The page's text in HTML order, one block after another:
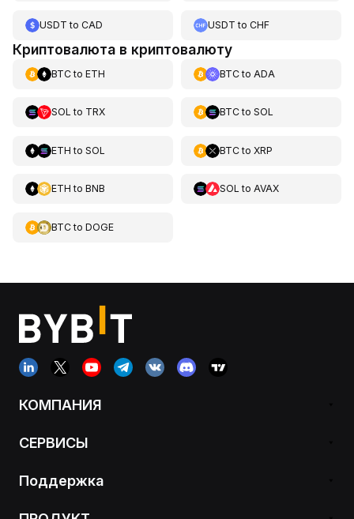
USDT to CAD USDT toCHF
Криптовалюта в криптовалюту
BTCto ETH BTCto ADA
SOL to TRX BTCto SOL
ETH to SOL BTCto XRP
ETH to BNB SOL to AVAX
BTCto DOGE
КОМПАНИЯ
СЕРВИСЫ
Поддержка